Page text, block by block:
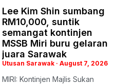
Lee Kim Shin sumbang
RM10,000, suntik
semangat kontinjen
MSSB Miri buru gelaran
juara Sarawak
Utusan Sarawak August 7, 2026
MIRI: Kontinjen Majlis Sukan